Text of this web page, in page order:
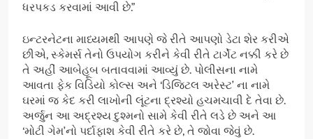
ધરપકડ કરવામાં આવી છે.”
ઇન્ટરનેટના માધ્યમથી આપણે જે રીતે આપણો ડેટા શેર કરીએ
છીએ, સ્કેમર્સ તેનો ઉપયોગ કરીને કેવી રીતે ટાર્ગેટ નક્કી કરે છે
તે અહીં આબેહૂબ બતાવવામાં આવ્યું છે. પોલીસના નામે
આવતા ફેક વિડિયો કોલ્સ અને ‘ડિજિટલ અરેસ્ટ’ ના નામે
ઘરમાં જ કેદ કરી લાખોની લૂંટના દ્રશ્યો હચમચાવી દે તેવા છે.
અર્જુન આ અદ્રશ્ય દુશ્મનો સામે કેવી રીતે લડે છે અને આ
‘મોટી ગેમ’નો પર્દાફાશ કેવી રીતે કરે છે, તે જોવા જેવું છે.